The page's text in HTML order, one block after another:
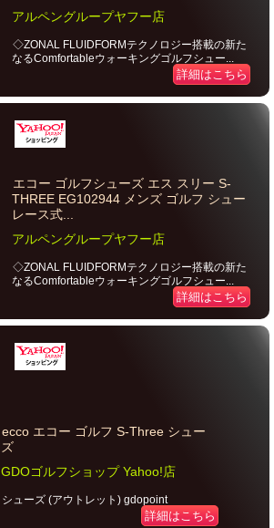
アルペングループヤフー店
◇ZONAL FLUIDFORMテクノロジー搭載の新た
なるComfortableウォーキングゴルフシュー...
詳細はこちら
エコー ゴルフシューズ エス スリー S-
THREE EG102944 メンズ ゴルフ シュー
レース式...
アルペングループヤフー店
◇ZONAL FLUIDFORMテクノロジー搭載の新た
なるComfortableウォーキングゴルフシュー...
詳細はこちら
ecco エコー ゴルフ S-Three シュー
ズ
GDOゴルフショップ Yahoo!店
シューズ (アウトレット) gdopoint
詳細はこちら